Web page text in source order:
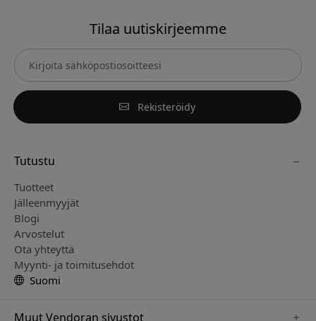
Tilaa uutiskirjeemme
Rekisteröidy
Tutustu
Tuotteet
Jälleenmyyjät
Blogi
Arvostelut
Ota yhteyttä
Myynti- ja toimitusehdot
Suomi
Muut Vendoran sivustot